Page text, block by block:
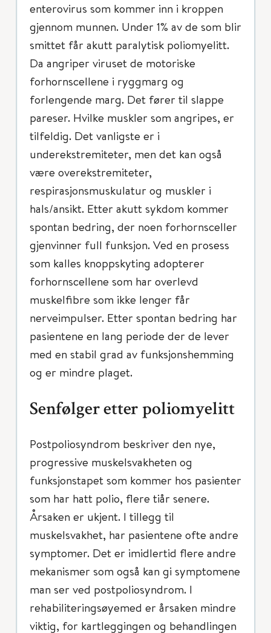
enterovirus som kommer inn i kroppen
gjennom munnen. Under 1% av de som blir
smittet får akutt paralytisk poliomyelitt.
Da angriper viruset de motoriske
forhornscellene i ryggmarg og
forlengende marg. Det fører til slappe
pareser. Hvilke muskler som angripes, er
tilfeldig. Det vanligste er i
underekstremiteter, men det kan også
være overekstremiteter,
respirasjonsmuskulatur og muskler i
hals/ansikt. Etter akutt sykdom kommer
spontan bedring, der noen forhornsceller
gjenvinner full funksjon. Ved en prosess
som kalles knoppskyting adopterer
forhornscellene som har overlevd
muskelfibre som ikke lenger får
nerveimpulser. Etter spontan bedring har
pasientene en lang periode der de lever
med en stabil grad av funksjonshemming
og er mindre plaget.
Senfølger etter poliomyelitt
Postpoliosyndrom beskriver den nye,
progressive muskelsvakheten og
funksjonstapet som kommer hos pasienter
som har hatt polio, flere tiår senere.
Årsaken er ukjent. I tillegg til
muskelsvakhet, har pasientene ofte andre
symptomer. Det er imidlertid flere andre
mekanismer som også kan gi symptomene
man ser ved postpoliosyndrom. I
rehabiliteringsøyemed er årsaken mindre
viktig, for kartleggingen og behandlingen